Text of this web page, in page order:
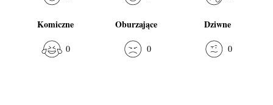
Komiczne
0
Oburzające
0
Dziwne
0